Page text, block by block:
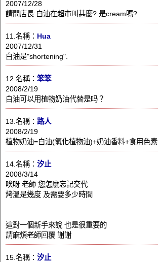
2007/12/28
請問店長:白油在超市叫甚麼? 是cream嗎?
11.名稱： Hua
2007/12/31
白油是"shortening".
12.名稱： 笨笨
2008/2/19
白油可以用植物奶油代替是吗？
13.名稱： 路人
2008/2/19
植物奶油=白油(氫化植物油)+奶油香料+食用色素
14.名稱： 汐止
2008/3/14
唉呀 老師 您怎麼忘記交代
烤溫是幾度 及需要多少時間
這對一個新手來說 也是很重要的
請麻煩老師回覆 謝謝
15.名稱： 汐止